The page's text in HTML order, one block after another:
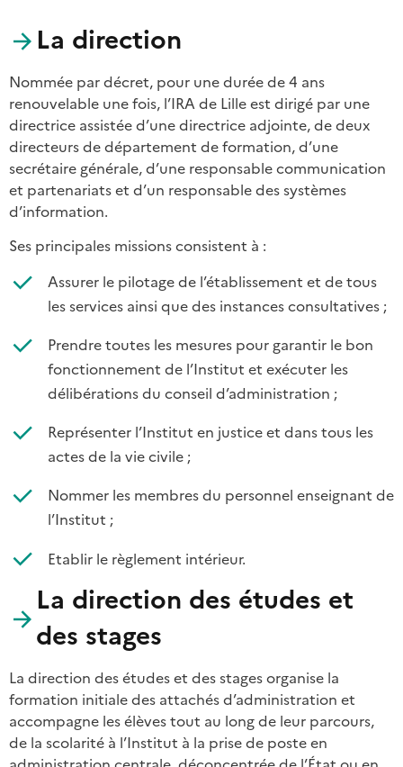
La direction
Nommée par décret, pour une durée de 4 ans
renouvelable une fois, l’IRA de Lille est dirigé par une
directrice assistéed’une directrice adjointe,de deux
directeurs de département de formation,d’une
secrétaire générale, d’une responsable communication
et partenariats et d’un responsable des systèmes
d’information.
Ses principales missions consistent à :
Assurer le pilotage de l’établissement et de tous
les services ainsi que des instances consultatives ;
Prendre toutes les mesures pour garantir le bon
fonctionnement de l’Institut et exécuter les
délibérations du conseil d’administration ;
Représenter l’Institut en justice et dans tous les
actes de la vie civile ;
Nommer les membres du personnel enseignant de
l’Institut ;
Etablir le règlement intérieur.
La direction des études et
des stages
La direction des études et des stages organise la
formation initiale des attachés d’administration et
accompagne les élèves tout au long de leur parcours,
de la scolarité à l’Institut à la prise de poste en
administration centrale, déconcentrée de l’État ou en